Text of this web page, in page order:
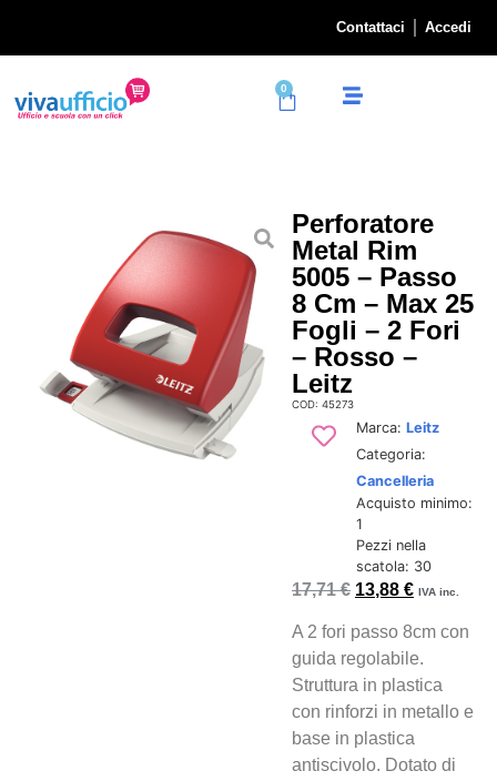
Contattaci Accedi
0
Perforatore
Metal Rim
5005 – Passo
8 Cm – Max 25
Fogli – 2 Fori
– Rosso –
Leitz
COD: 45273
Marca: Leitz
Categoria:
Cancelleria
Acquisto minimo:
1
Pezzi nella
scatola: 30
17,71€ 13,88€ IVA inc.
A 2 fori passo 8cm con
guida regolabile.
Struttura in plastica
con rinforzi in metallo e
base in plastica
antiscivolo. Dotato di